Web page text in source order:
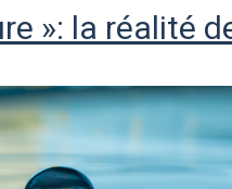
»: la réalité